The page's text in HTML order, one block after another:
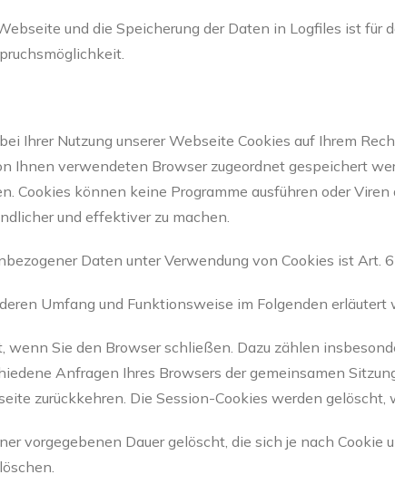
und die Speicherung der Daten in Logfiles ist
Ihrer Nutzung unserer Webseite Cookies auf Ihrem
Ihnen verwendeten Browser zugeordnet gespeichert
Cookies können keine Programme ausführen oder
und effektiver zu machen.
Daten unter Verwendung von Cookies ist Art. 6
Umfang und Funktionsweise im Folgenden erläutert
Sie den Browser schließen. Dazu zählen
Anfragen Ihres Browsers der gemeinsamen
zurückkehren. Die Session-Cookies werden gelöscht,
vorgegebenen Dauer gelöscht, die sich je nach Cookie